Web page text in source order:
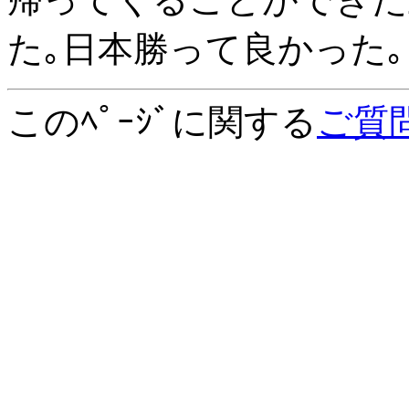
た｡日本勝って良かった｡
このﾍﾟｰｼﾞに関する ご質